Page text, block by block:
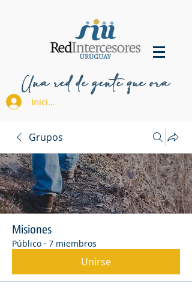
Una red de gente que ora
Iniciar sesión
Grupos
Misiones
Público · 7 miembros
Unirse